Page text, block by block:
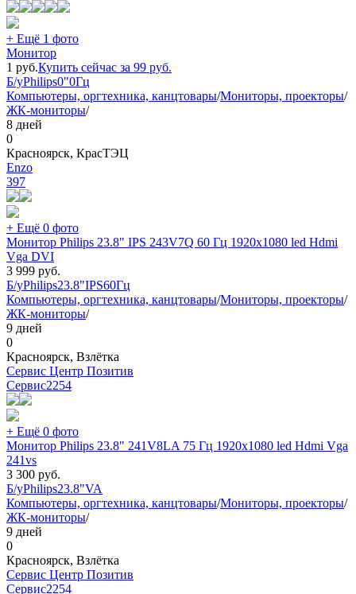
+ Ещё 1 фото
Монитор
1 руб.Купить сейчас за 99 руб.
Б/уPhilips0"0Гц
Компьютеры, оргтехника, канцтовары/Мониторы, проекторы/
ЖК-мониторы/
8 дней
0
Красноярск, КрасТЭЦ
Еnzo
397
+ Ещё 0 фото
Монитор Philips 23.8" IPS 243V7Q 60 Гц 1920x1080 led Hdmi
Vga DVI
3 999 руб.
Б/уPhilips23.8"IPS60Гц
Компьютеры, оргтехника, канцтовары/Мониторы, проекторы/
ЖК-мониторы/
9 дней
0
Красноярск, Взлётка
Сервис Центр Позитив
Сервис2254
+ Ещё 0 фото
Монитор Philips 23.8" 241V8LA 75 Гц 1920x1080 led Hdmi Vga
241vs
3 300 руб.
Б/уPhilips23.8"VA
Компьютеры, оргтехника, канцтовары/Мониторы, проекторы/
ЖК-мониторы/
9 дней
0
Красноярск, Взлётка
Сервис Центр Позитив
Сервис2254